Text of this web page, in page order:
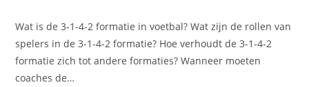
Wat is de 3-1-4-2 formatie in voetbal? Wat zijn de rollen van
spelers in de 3-1-4-2 formatie? Hoe verhoudt de 3-1-4-2
formatie zich tot andere formaties? Wanneer moeten
coaches de…